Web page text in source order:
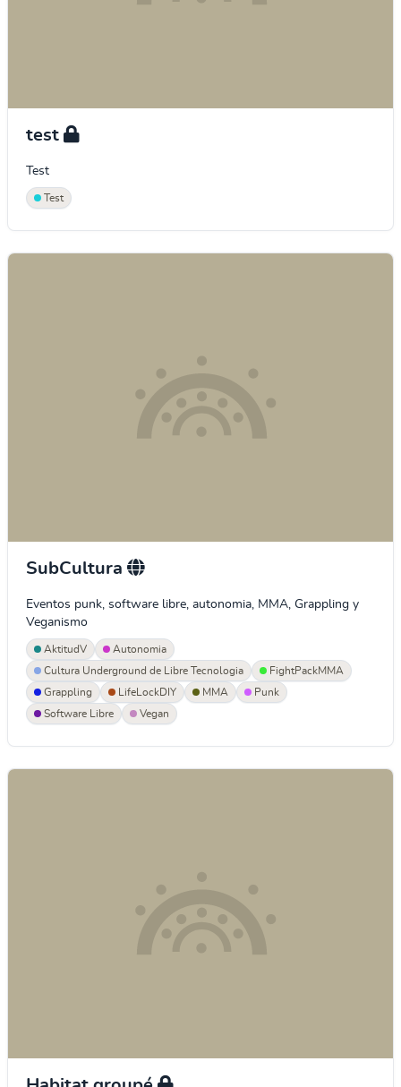
test
Test
Test
SubCultura
Eventos punk, software libre, autonomia, MMA, Grappling y
Veganismo
AktitudV
Autonomia
Cultura Underground de Libre Tecnologia
FightPackMMA
Grappling
LifeLockDIY MMA
Punk
Software Libre
Vegan